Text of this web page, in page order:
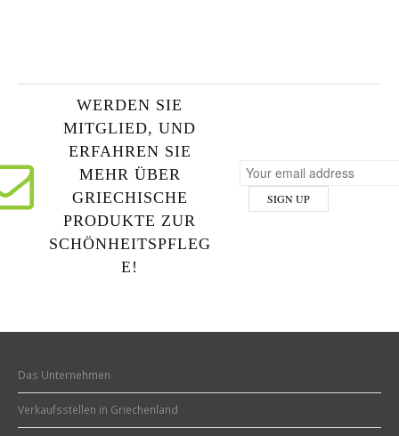
WERDEN SIE
MITGLIED, UND
ERFAHREN SIE
MEHR ÜBER
GRIECHISCHE
PRODUKTE ZUR
SCHÖNHEITSPFLEG
E!
Das Unternehmen
Verkaufsstellen in Griechenland